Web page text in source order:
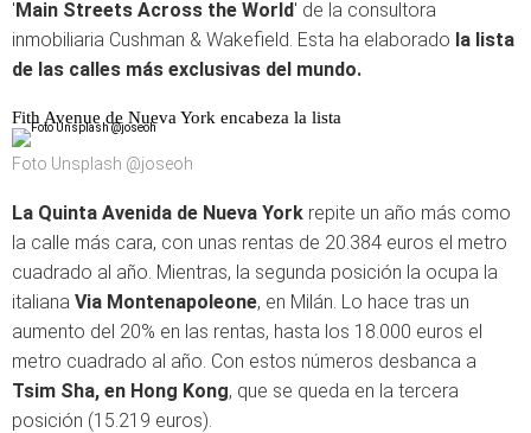
'Main Streets Across the World' de la consultora
inmobiliaria Cushman & Wakefield. Esta ha elaborado la lista
de las calles más exclusivas del mundo.
Fith Avenue de Nueva York encabeza la lista
Foto Unsplash @joseoh
La Quinta Avenida de Nueva York repite un año más como
la calle más cara, con unas rentas de 20.384 euros el metro
cuadrado al año. Mientras, la segunda posición la ocupa la
italiana Via Montenapoleone, en Milán. Lo hace tras un
aumento del 20% en las rentas, hasta los 18.000 euros el
metro cuadrado al año. Con estos números desbanca a
Tsim Sha, en Hong Kong, que se queda en la tercera
posición (15.219 euros).